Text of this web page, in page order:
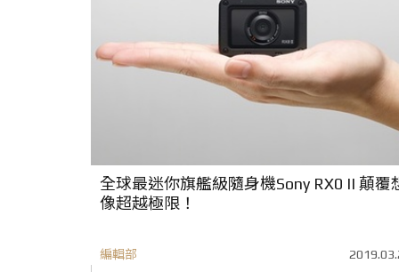
全球最迷你旗艦級隨身機Sony RX0 II 顛覆
像超越極限！
編輯部